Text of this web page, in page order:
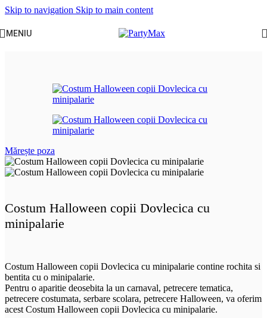
Skip to navigation Skip to main content
MENIU
Mărește poza
Costum Halloween copii Dovlecica cu
minipalarie
Costum Halloween copii Dovlecica cu minipalarie contine rochita si
bentita cu o minipalarie.
Pentru o aparitie deosebita la un carnaval, petrecere tematica,
petrecere costumata, serbare scolara, petrecere Halloween, va oferim
acest Costum Halloween copii Dovlecica cu minipalarie.